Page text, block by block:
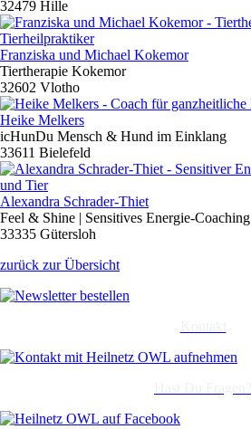
32479 Hille
Franziska und Michael Kokemor
Tiertherapie Kokemor
32602 Vlotho
Heike Melkers
icHunDu Mensch & Hund im Einklang
33611 Bielefeld
Alexandra Schrader-Thiet
Feel & Shine | Sensitives Energie-Coaching
33335 Gütersloh
zurück zur Übersicht